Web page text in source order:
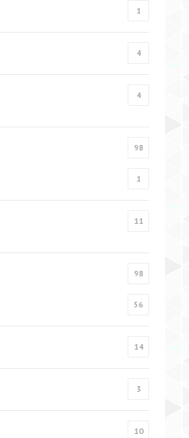
1
4
4
98
1
11
98
56
14
3
10